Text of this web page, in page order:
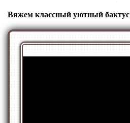
Вяжем классный уютный